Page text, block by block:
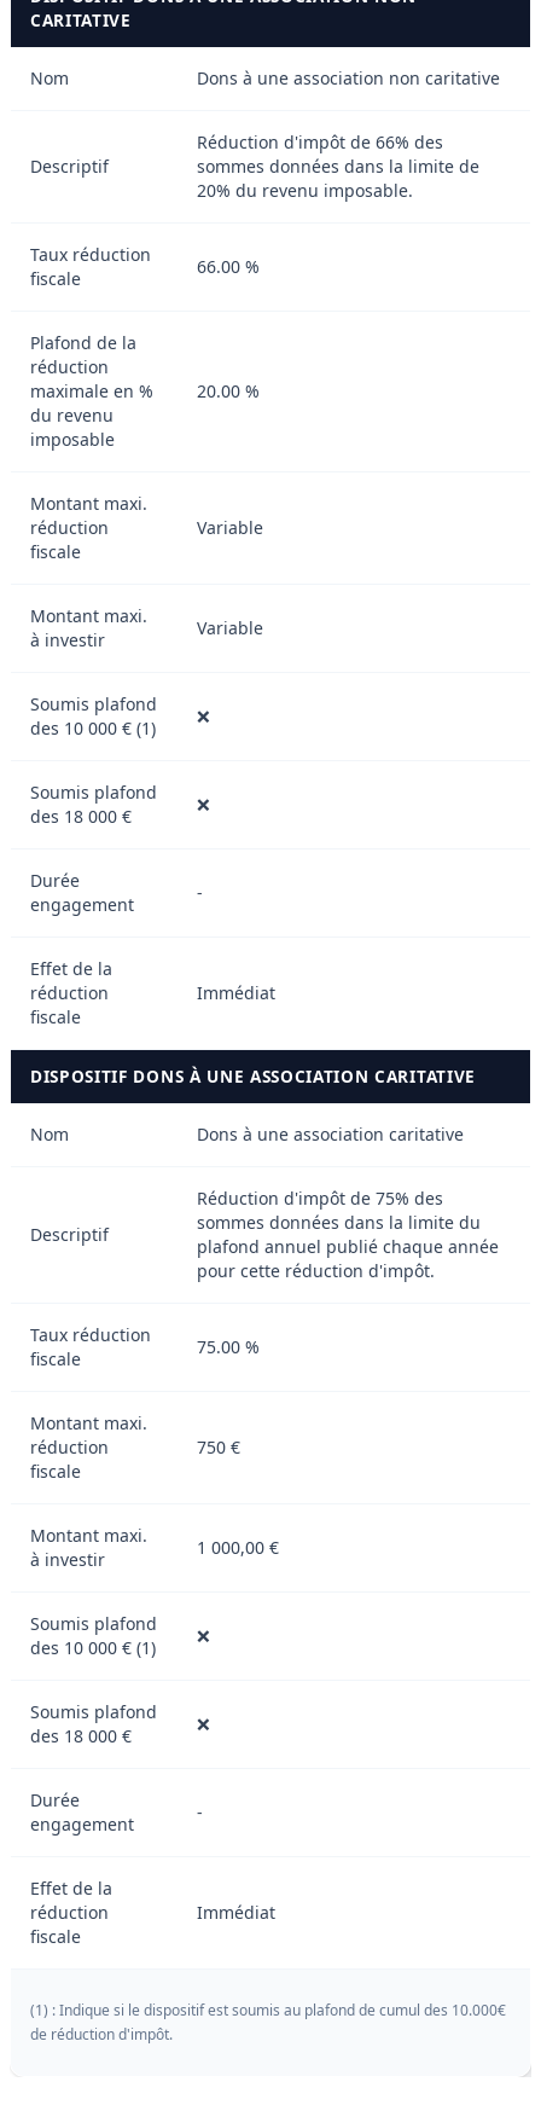
CARITATIVE
Nom Dons à une association non caritative
Descriptif
Réduction d'impôt de 66% des
sommes données dans la limite de
20% du revenu imposable.
Taux réduction
fiscale
66.00 %
Plafond de la
réduction
maximale en %
du revenu
imposable
20.00 %
Montant maxi.
réduction
fiscale
Variable
Montant maxi.
à investir
Variable
Soumis plafond
des 10 000 € (1)
❌
Soumis plafond
des 18 000 €
❌
Durée
engagement
-
Effet de la
réduction
fiscale
Immédiat
DISPOSITIF DONS À UNE ASSOCIATION CARITATIVE
Nom Dons à une association caritative
Descriptif
Réduction d'impôt de 75% des
sommes données dans la limite du
plafond annuel publié chaque année
pour cette réduction d'impôt.
Taux réduction
fiscale
75.00 %
Montant maxi.
réduction
fiscale
750 €
Montant maxi.
à investir
1 000,00 €
Soumis plafond
des 10 000 € (1)
❌
Soumis plafond
des 18 000 €
❌
Durée
engagement
-
Effet de la
réduction
fiscale
Immédiat
(1) : Indique si le dispositif est soumis au plafond de cumul des 10.000€
de réduction d'impôt.